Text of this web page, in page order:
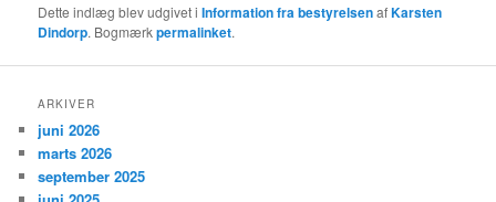
Dette indlæg blev udgivet iInformation fra bestyrelsenafKarsten
Dindorp. Bogmærkpermalinket.
ARKIVER
juni 2026
marts 2026
september 2025